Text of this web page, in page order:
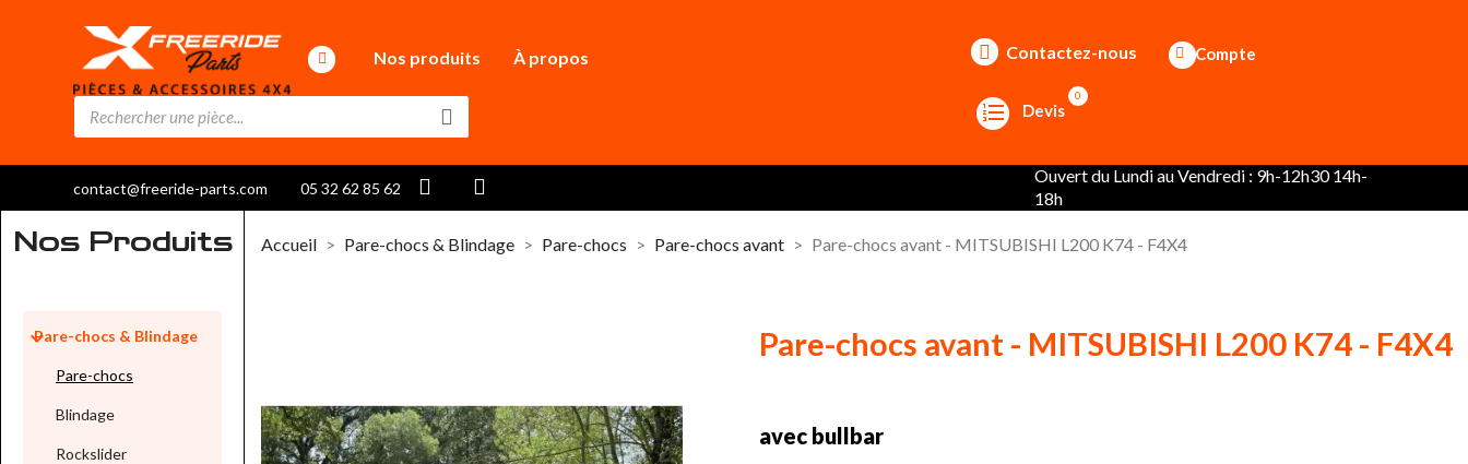
Nos produits À propos Contactez-nous Compte
Devis
0
contact@freeride-parts.com 05 32 62 85 62
Ouvert du Lundi au Vendredi : 9h-12h30 14h-
18h
Accueil Pare-chocs & Blindage Pare-chocs Pare-chocs avant Pare-chocs avant - MITSUBISHI L200 K74 - F4X4
Nos Produits
Pare-chocs & Blindage

Pare-chocs
Blindage
Rockslider
Pare-chocs avant - MITSUBISHI L200 K74 - F4X4
avec bullbar